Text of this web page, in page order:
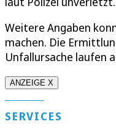
Weitere Angaben
machen. Die
Unfallursache laufen
ANZEIGE X
SERVICES